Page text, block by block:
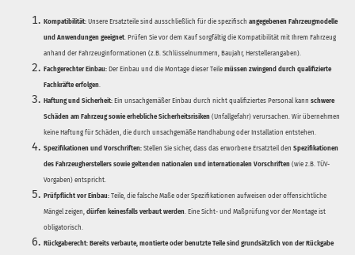
Kompatibilität: Unsere Ersatzteile sind ausschließlich für die spezifisch angegebenen Fahrzeugmodelle
und Anwendungen geeignet. Prüfen Sie vor dem Kauf sorgfältig die Kompatibilität mit Ihrem Fahrzeug
anhand der Fahrzeuginformationen (z.B. Schlüsselnummern, Baujahr, Herstellerangaben).
Fachgerechter Einbau: Der Einbau und die Montage dieser Teile müssen zwingend durch qualifizierte
Fachkräfte erfolgen.
Haftung und Sicherheit: Ein unsachgemäßer Einbau durch nicht qualifiziertes Personal kann schwere
Schäden am Fahrzeug sowie erhebliche Sicherheitsrisiken (Unfallgefahr) verursachen. Wir übernehmen
keine Haftung für Schäden, die durch unsachgemäße Handhabung oder Installation entstehen.
Spezifikationen und Vorschriften: Stellen Sie sicher, dass das erworbene Ersatzteil den Spezifikationen
des Fahrzeugherstellers sowie geltenden nationalen und internationalen Vorschriften (wie z.B. TÜV-
Vorgaben) entspricht.
Prüfpflicht vor Einbau: Teile, die falsche Maße oder Spezifikationen aufweisen oder offensichtliche
Mängel zeigen, dürfen keinesfalls verbaut werden. Eine Sicht- und Maßprüfung vor der Montage ist
obligatorisch.
Rückgaberecht: Bereits verbaute, montierte oder benutzte Teile sind grundsätzlich von der Rückgabe